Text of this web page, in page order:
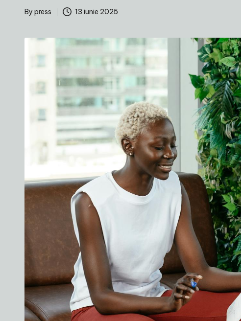
Posted
By press 13 iunie 2025